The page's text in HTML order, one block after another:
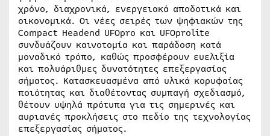
χρόνο, διαχρονικά, ενεργειακά αποδοτικά και
οικονομικά. Οι νέες σειρές των ψηφιακών της
Compact Headend UFOpro και UFOprolite
συνδυάζουν καινοτομία και παράδοση κατά
μοναδικό τρόπο, καθώς προσφέρουν ευελιξία
και πολυάριθμες δυνατότητες επεξεργασίας
σήματος. Κατασκευασμένα από υλικά κορυφαίας
ποιότητας και διαθέτοντας συμπαγή σχεδιασμό,
θέτουν υψηλά πρότυπα για τις σημερινές και
αυριανές προκλήσεις στο πεδίο της τεχνολογίας
επεξεργασίας σήματος.